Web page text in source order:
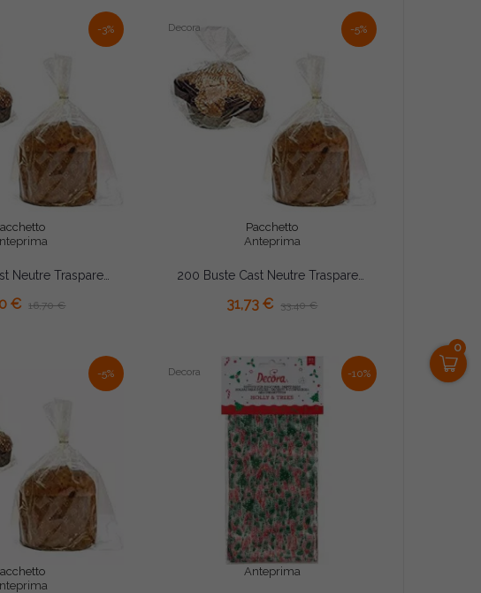
0
-3%
100 Buste Cast Neutre Trasparenti 32×44cm – Spessore 35 Micron | Sacchetti Alimentari per Dolci, Panettoni e Colombe...
€ 16,70 €
-5%
Pacchetto
Anteprima
Decora
200 Buste Cast Neutre Trasparenti 32×44cm – Spessore 35 Micron | Sacchetti Alimentari per Dolci, Panettoni e Colombe...
31,73 € 33,40 €
-5% -10%
Anteprima
Decora